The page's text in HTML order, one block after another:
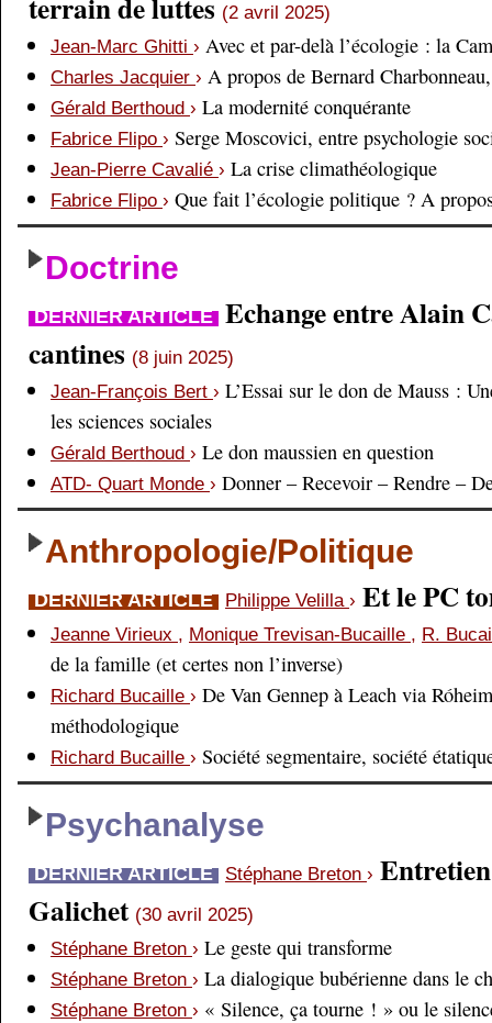
terrain de luttes (2 avril 2025)
Jean-Marc Ghitti › Avec et par-delà l’écologie : la
Charles Jacquier › A propos de Bernard
Gérald Berthoud › La modernité conquérante
Fabrice Flipo › Serge Moscovici, entre psychologie
Jean-Pierre Cavalié › La crise climathéologique
Fabrice Flipo › Que fait l’écologie politique ? A
Doctrine
DERNIER ARTICLE Echange entre Alain
cantines (8 juin 2025)
Jean-François Bert › L’Essai sur le don de Mauss :
les sciences sociales
Gérald Berthoud › Le don maussien en question
ATD- Quart Monde › Donner – Recevoir – Rendre –
Anthropologie/Politique
DERNIER ARTICLE Philippe Velilla › Et le PC
Jeanne Virieux , Monique Trevisan-Bucaille , R.
de la famille (et certes non l’inverse)
Richard Bucaille › De Van Gennep à Leach via
méthodologique
Richard Bucaille › Société segmentaire, société
Psychanalyse
DERNIER ARTICLE Stéphane Breton ›
Galichet (30 avril 2025)
Stéphane Breton › Le geste qui transforme
Stéphane Breton › La dialogique bubérienne dans le
Stéphane Breton › « Silence, ça tourne ! » ou le